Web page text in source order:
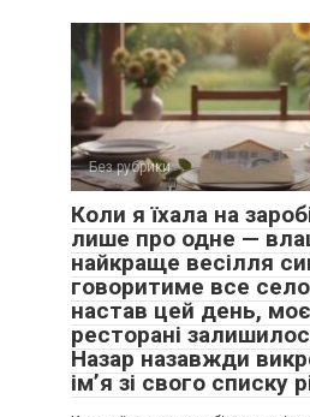
Без рубрики
Коли я їхала на
лише про одне —
найкраще весілля
говоритиме все
настав цей день,
ресторані
Назар назавжди
ім’я зі свого списку